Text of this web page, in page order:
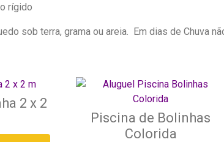
rígido
sob terra, grama ou areia. Em dias de Chuva
2 x 2
Piscina de Bolinhas
Colorida